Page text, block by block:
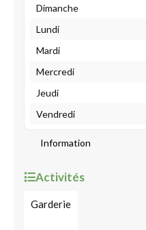
Dimanche
Lundi
Mardi
Mercredi
Jeudi
Vendredi
Information
Activités
Garderie